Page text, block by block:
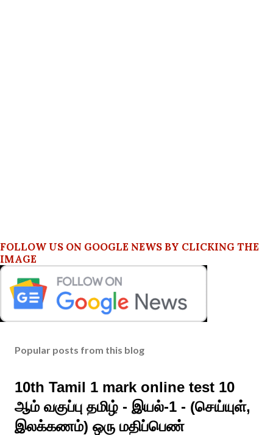
FOLLOW US ON GOOGLE NEWS BY CLICKING THE
IMAGE
Popular posts from this blog
10th Tamil 1 mark online test 10
ஆம் வகுப்பு தமிழ் - இயல்-1 - (செய்யுள்,
இலக்கணம்) ஒரு மதிப்பெண்